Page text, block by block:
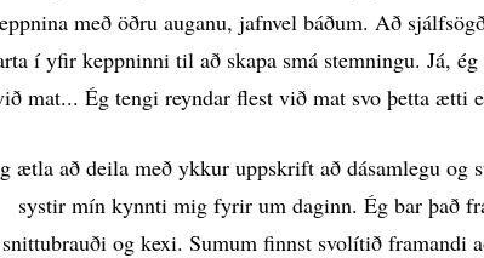
með öðru auganu, jafnvel báðum. Að
í yfir keppninni til að skapa smá stemningu. Já,
mat... Ég tengi reyndar flest við mat svo þetta ætti
ætla að deila með ykkur uppskrift að dásamlegu og
systir mín kynnti mig fyrir um daginn. Ég bar það
snittubrauði og kexi. Sumum finnst svolítið framandi